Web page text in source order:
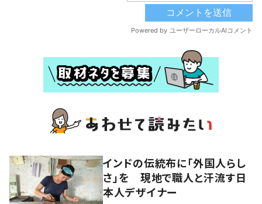
インドの伝統布に「外国人らし
さ」を 現地で職人と汗流す日
本人デザイナー